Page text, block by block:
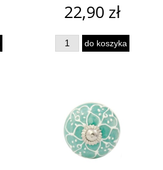
22,90 zł
do koszyka